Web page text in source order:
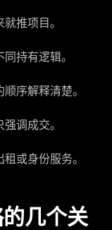
推项目。
持有逻辑。
序解释清楚。
调成交。
或身份服务。
几个关